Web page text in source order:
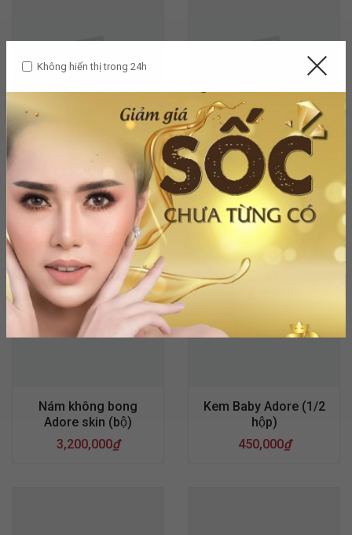
nám rỗ) Adore skin
6,000,000₫
Ức chế Nám Adore
3,500,000₫
Nám không bong
Adore skin (bộ)
3,200,000₫
Kem Baby Adore (1/2
hộp)
450,000₫
Không hiển thị trong 24h